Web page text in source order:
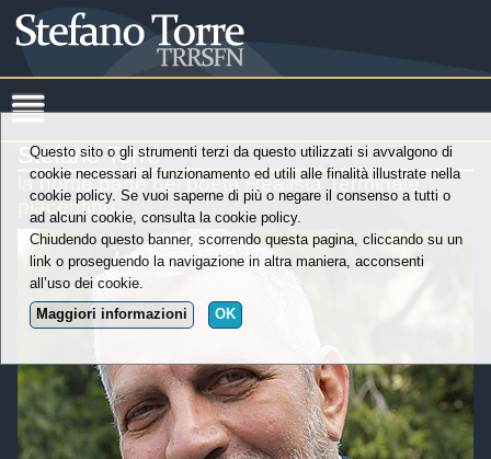
Stefano Torre
la home page del poeta Realista Terminale
piacentino
Questo sito o gli strumenti terzi da questo utilizzati si avvalgono di
cookie necessari al funzionamento ed utili alle finalità illustrate nella
cookie policy. Se vuoi saperne di più o negare il consenso a tutti o
ad alcuni cookie, consulta la cookie policy.
Chiudendo questo banner, scorrendo questa pagina, cliccando su un
link o proseguendo la navigazione in altra maniera, acconsenti
all’uso dei cookie.
Maggiori informazioni
OK